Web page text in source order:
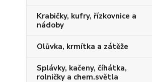
Krabičky, kufry, řízkovnice a
nádoby
Olůvka, krmítka a zátěže
Splávky, kačeny, číhátka,
rolničky a chem.světla